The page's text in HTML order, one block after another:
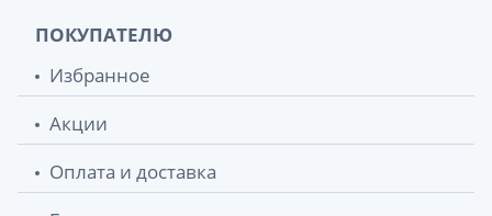
ПОКУПАТЕЛЮ
Избранное
Акции
Оплата и доставка